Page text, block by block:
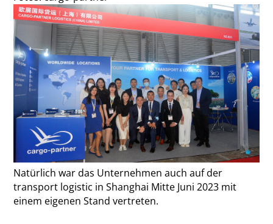
Natürlich war das Unternehmen auch auf der
transport logistic in Shanghai Mitte Juni 2023 mit
einem eigenen Stand vertreten.